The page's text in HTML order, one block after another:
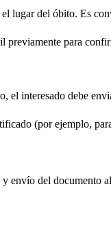
lugar del óbito. Es
para
el interesado debe
(por ejemplo,
envío del documento